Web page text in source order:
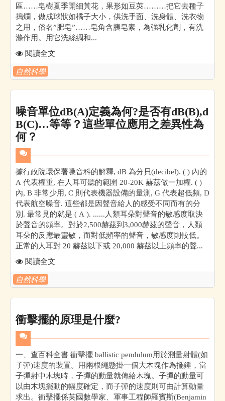
區……皂樹夏季開細黃花，果形如豆莢………把它去種子
搗爛，做成球狀如橘子大小，供洗手面、洗身體、洗衣物
之用，俗名”肥皂”……皂角含胰皂素，為強乳化劑，有洗
滌作用。用它洗絲綢和...
閱讀全文
自然科學
噪音單位dB(A)定義為何?是否有dB(B),d
B(C)…等等？這些單位應用之差異性為
何？
據行政院環保署噪音科的解釋, dB 為分貝(decibel). ( ) 內的
A 代表權重, 在人耳可聽的範圍 20-20K 赫茲做一加權. ( )
內, B 非常少用, C 則代表機器設備的量測, G 代表超低頻, D
代表航空噪音. 這些都是因聲音給人的感受不同而有的分
別. 最常見的就是 ( A ). ......人類耳朵對聲音的敏感度取決
於聲音的頻率。對於2,500赫茲到3,000赫茲的聲音，人類
耳朵的反應最靈敏，而對低頻率的聲音，敏感度則較低。
正常的人耳對 20 赫茲以下或 20,000 赫茲以上頻率的聲...
閱讀全文
自然科學
衝擊擺的原理是什麼?
一、查百科全書 衝擊擺 ballistic pendulum用於測量射體(如
子彈)速度的裝置。用兩根繩懸掛一個大木塊作為擺錘，當
子彈射中木塊時，子彈的動量就傳給木塊。子彈的動量可
以由木塊擺動的幅度確定，而子彈的速度則可由計算動量
求出。衝擊擺係英國數學家、軍事工程師羅賓斯(Benjamin